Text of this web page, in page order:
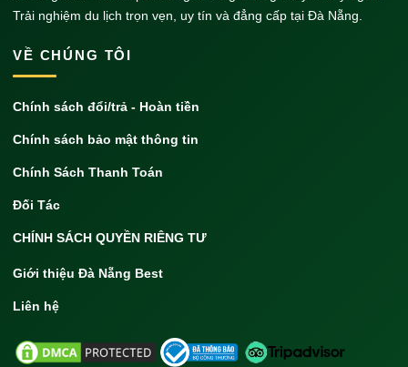
Đánh giá
So với các điểm đến lân cận như Đà Nẵng hay Huế,
Quảng Nam có lợi thế về sự đa dạng trải nghiệm: từ di
sản lịch sử, làng nghề truyền thống đến biển đảo và ẩm
DanangBest Travel cung cấp các tour du lịch Quảng
Nam chuyên nghiệp với lợi thế am hiểu địa phương,
Trải nghiệm du lịch trọn vẹn, uy tín và đẳng cấp tại Đà Nẵng.
VỀ CHÚNG TÔI
Chính sách đổi/trả - Hoàn tiền
Chính sách bảo mật thông tin
Chính Sách Thanh Toán
Đối Tác
CHÍNH SÁCH QUYỀN RIÊNG TƯ
Giới thiệu Đà Nẵng Best
Liên hệ